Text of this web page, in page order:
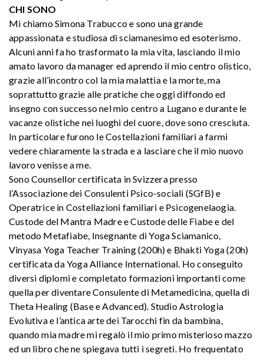
CHI SONO
Mi chiamo Simona Trabucco e sono una grande
appassionata e studiosa di sciamanesimo ed esoterismo.
Alcuni anni fa ho trasformato la mia vita, lasciando il mio
amato lavoro da manager ed aprendo il mio centro olistico,
grazie all’incontro col la mia malattia e la morte, ma
soprattutto grazie alle pratiche che oggi diffondo ed
insegno con successo nel mio centro a Lugano e durante le
vacanze olistiche nei luoghi del cuore, dove sono cresciuta.
In particolare furono le Costellazioni familiari a farmi
vedere chiaramente la strada e a lasciare che il mio nuovo
lavoro venisse a me.
Sono Counsellor certificata in Svizzera presso
l’Associazione dei Consulenti Psico-sociali (SGfB) e
Operatrice in Costellazioni familiari e Psicogenelaogia.
Custode del Mantra Madre e Custode delle Fiabe e del
metodo Metafiabe, Insegnante di Yoga Sciamanico,
Vinyasa Yoga Teacher Training (200h) e Bhakti Yoga (20h)
certificata da Yoga Alliance International. Ho conseguito
diversi diplomi e completato formazioni importanti come
quella per diventare Consulente di Metamedicina, quella di
Theta Healing (Base e Advanced). Studio Astrologia
Evolutiva e l’antica arte dei Tarocchi fin da bambina,
quando mia madre mi regalò il mio primo misterioso mazzo
ed un libro che ne spiegava tutti i segreti. Ho frequentato